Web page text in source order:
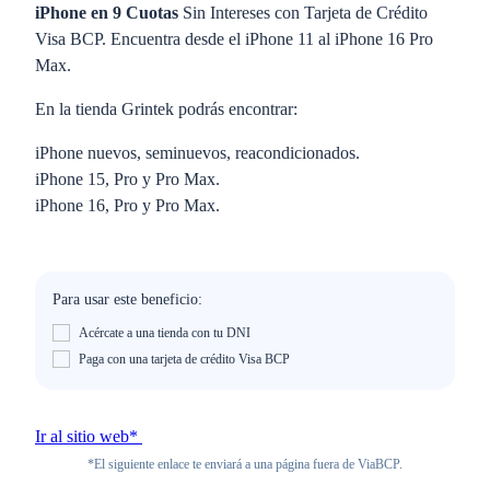
iPhone en 9 Cuotas Sin Intereses con Tarjeta de Crédito
Visa BCP. Encuentra desde el iPhone 11 al iPhone 16 Pro
Max.
En la tienda Grintek podrás encontrar:
iPhone nuevos, seminuevos, reacondicionados.
iPhone 15, Pro y Pro Max.
iPhone 16, Pro y Pro Max.
Para usar este beneficio:
Acércate a una tienda con tu DNI
Paga con una tarjeta de crédito Visa BCP
Ir al sitio web*
*El siguiente enlace te enviará a una página fuera de ViaBCP.